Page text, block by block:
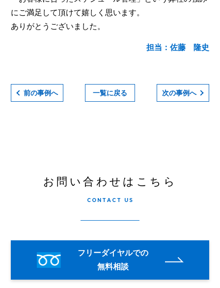
にご満足して頂けて嬉しく思います。
ありがとうございました。
担当：佐藤 隆史
前の事例へ 一覧に戻る 次の事例へ
お問い合わせはこちら
CONTACT US
フリーダイヤルでの
無料相談